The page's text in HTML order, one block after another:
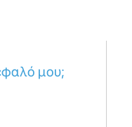
μου;